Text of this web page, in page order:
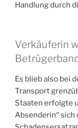
Handlung durch
Verkäuferin
Es blieb also bei
Transport
Staaten erfolgte
Absenderin“